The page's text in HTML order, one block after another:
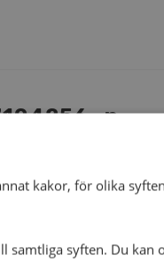
kakor, för olika
samtliga syften. Du kan